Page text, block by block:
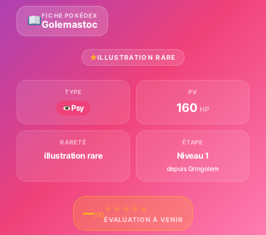
FICHE POKÉDEX
Golemastoc
ILLUSTRATION RARE
TYPE
Psy
PV
160 HP
RARETÉ
illustration rare
ÉTAPE
Niveau 1
depuis Gringolem
—/10
★ ★ ★ ★ ★
ÉVALUATION À VENIR